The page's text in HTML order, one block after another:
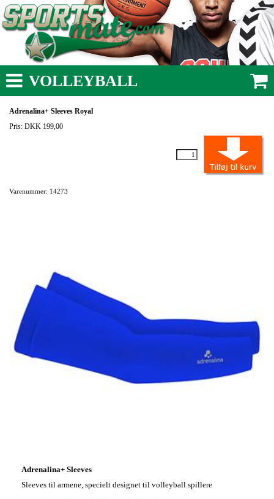
VOLLEYBALL
Adrenalina+ Sleeves Royal
Pris: DKK 199,00
Varenummer: 14273
Adrenalina+ Sleeves
Sleeves til armene, specielt designet til volleyball spillere